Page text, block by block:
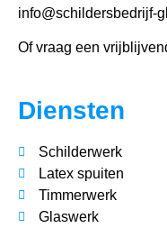
info@schildersbedrijf-
Of vraag een
Diensten
Schilderwerk
Latex spuiten
Timmerwerk
Glaswerk